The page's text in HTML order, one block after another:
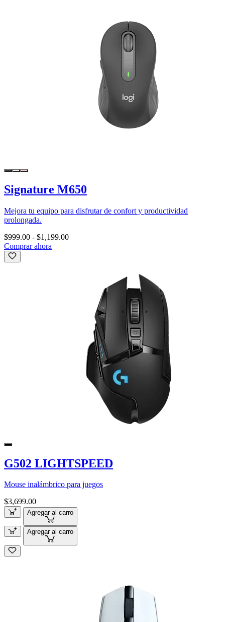
Signature M650
Mejora tu equipo para disfrutar de confort y productividad
prolongada.
$999.00 - $1,199.00
Comprar ahora
G502 LIGHTSPEED
Mouse inalámbrico para juegos
$3,699.00
Agregar al carro
Agregar al carro